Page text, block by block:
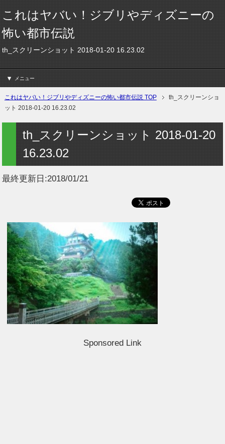
これはヤバい！ジブリやディズニーの
怖い都市伝説
th_スクリーンショット 2018-01-20 16.23.02
メニュー
これはヤバい！ジブリやディズニーの怖い都市伝説 TOP
th_スクリーンショ
ット 2018-01-20 16.23.02
th_スクリーンショット 2018-01-20
16.23.02
最終更新日:2018/01/21
Sponsored Link